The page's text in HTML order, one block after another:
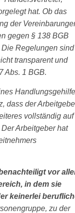
hat. Ob das
der
gegen § 138 BGB
Regelungen sind
transparent und
Abs. 1 BGB.
dass der
vollständig auf
Arbeitgeber hat
vor
in dem sie
keinerlei
zu der